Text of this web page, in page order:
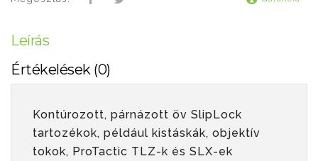
Leírás
Értékelések (0)
Kontúrozott, párnázott öv SlipLock
tartozékok, például kistáskák, objektív
tokok, ProTactic TLZ-k és SLX-ek